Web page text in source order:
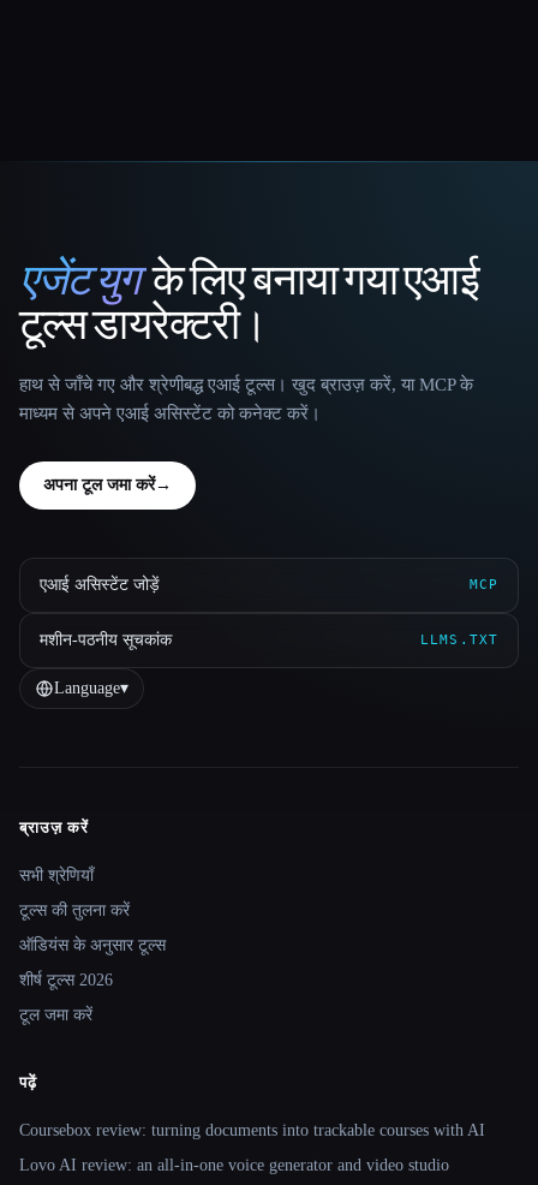
That AI Collection
एजेंट युगके लिए बनाया गया एआई
टूल्स डायरेक्टरी।
हाथ से जाँचे गए और श्रेणीबद्ध एआई टूल्स। खुद ब्राउज़ करें, या MCP के
माध्यम से अपने एआई असिस्टेंट को कनेक्ट करें।
अपना टूल जमा करें→
एआई असिस्टेंट जोड़ें MCP
मशीन-पठनीय सूचकांक LLMS.TXT
Language▾
Site navigation
ब्राउज़ करें
सभी श्रेणियाँ
टूल्स की तुलना करें
ऑडियंस के अनुसार टूल्स
शीर्ष टूल्स 2026
टूल जमा करें
पढ़ें
Coursebox review: turning documents into trackable courses with AI
Lovo AI review: an all-in-one voice generator and video studio